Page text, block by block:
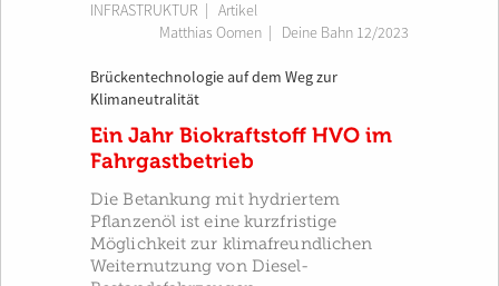
INFRASTRUKTUR | Artikel
Matthias Oomen
Deine Bahn 12/2023
Brückentechnologie auf dem Weg zur
Klimaneutralität
Ein Jahr Biokraftstoff HVO im
Fahrgastbetrieb
Die Betankung mit hydriertem
Pflanzenöl ist eine kurzfristige
Möglichkeit zur klimafreundlichen
Weiternutzung von Diesel-